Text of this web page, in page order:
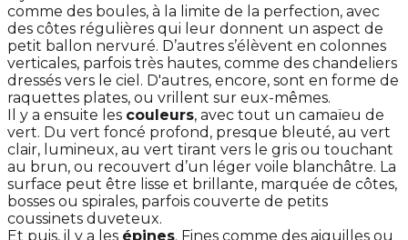
comme des boules, à la limite de la perfection, avec
des côtes régulières qui leur donnent un aspect de
petit ballon nervuré. D’autres s’élèvent en colonnes
verticales, parfois très hautes, comme des chandeliers
dressés vers le ciel. D'autres, encore, sont en forme de
raquettes plates, ou vrillent sur eux-mêmes.
Il y a ensuite les couleurs, avec tout un camaïeu de
vert. Du vert foncé profond, presque bleuté, au vert
clair, lumineux, au vert tirant vers le gris ou touchant
au brun, ou recouvert d’un léger voile blanchâtre. La
surface peut être lisse et brillante, marquée de côtes,
bosses ou spirales, parfois couverte de petits
coussinets duveteux.
Et puis, il y a les épines. Fines comme des aiguilles ou